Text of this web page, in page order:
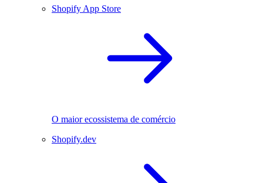
Shopify App Store
O maior ecossistema de comércio
Shopify.dev